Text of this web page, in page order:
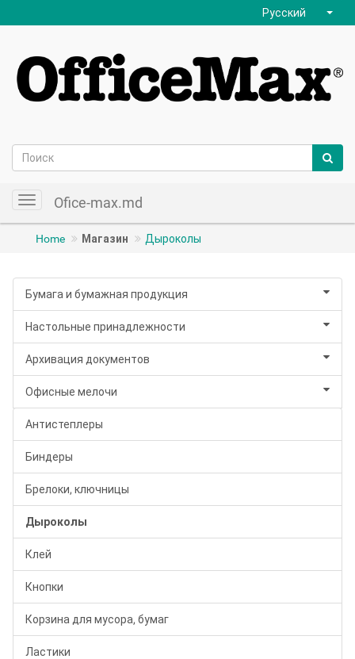
Русский
ToggleOfice-max.md
Home Магазин Дыроколы
Бумага и бумажная продукция
Настольные принадлежности
Архивация документов
Офисные мелочи
Антистеплеры
Биндеры
Брелоки, ключницы
Дыроколы
Клей
Кнопки
Корзина для мусора, бумаг
Ластики